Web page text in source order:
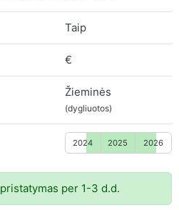
Taip
€
Žieminės
(dygliuotos)
2024 2025 2026
per 1-3 d.d.